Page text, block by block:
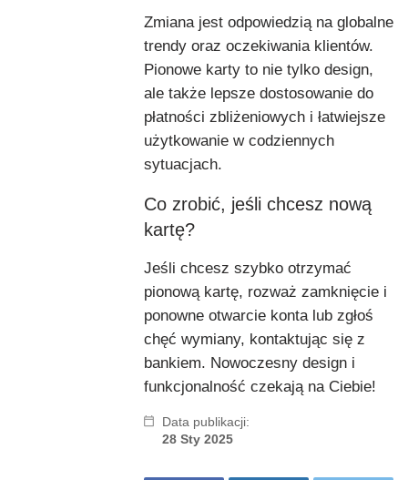
Zmiana jest odpowiedzią na globalne
trendy oraz oczekiwania klientów.
Pionowe karty to nie tylko design,
ale także lepsze dostosowanie do
płatności zbliżeniowych i łatwiejsze
użytkowanie w codziennych
sytuacjach.
Co zrobić, jeśli chcesz nową
kartę?
Jeśli chcesz szybko otrzymać
pionową kartę, rozważ zamknięcie i
ponowne otwarcie konta lub zgłoś
chęć wymiany, kontaktując się z
bankiem. Nowoczesny design i
funkcjonalność czekają na Ciebie!
Data publikacji:
28 Sty 2025